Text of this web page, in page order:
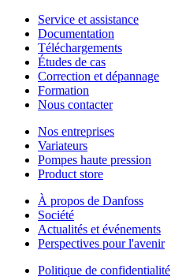
Service et assistance
Documentation
Téléchargements
Études de cas
Correction et dépannage
Formation
Nous contacter
Nos entreprises
Variateurs
Pompes haute pression
Product store
À propos de Danfoss
Société
Actualités et événements
Perspectives pour l'avenir
Politique de confidentialité